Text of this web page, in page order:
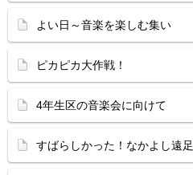
よい日～音楽を楽しむ集い
ピカピカ大作戦！
4年生区の音楽会に向けて
すばらしかった！なかよし遠足